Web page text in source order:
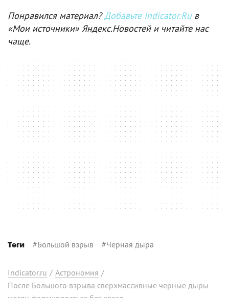
Понравился материал?Добавьте Indicator.Ruв
«Мои источники» Яндекс.Новостей и читайте нас
чаще.
Теги #Большой взрыв #Черная дыра
Indicator.ru / Астрономия /
После Большого взрыва сверхмассивные черные дыры